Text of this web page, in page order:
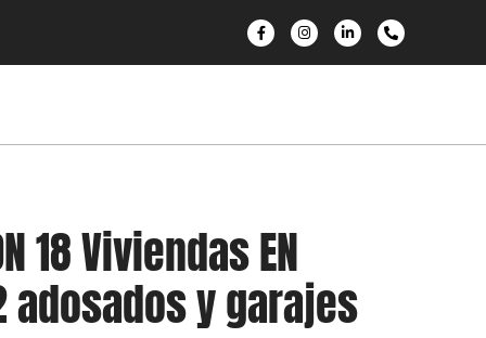
18 Viviendas EN
2 adosados y garajes